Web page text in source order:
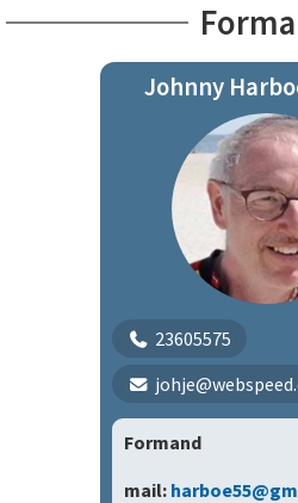
Johnny
23605575
Formand
mail: